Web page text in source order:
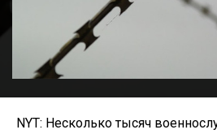
NYT: Несколько тысяч